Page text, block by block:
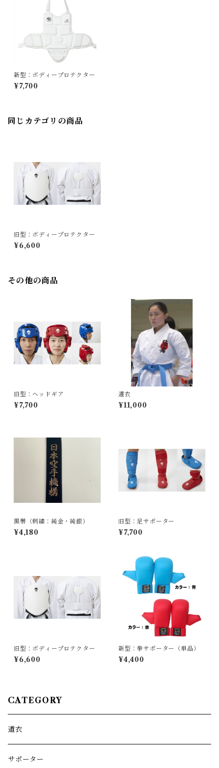
新型：ボディープロテクター
¥7,700
同じカテゴリの商品
旧型：ボディープロテクター
¥6,600
その他の商品
旧型：ヘッドギア
¥7,700
道衣
¥11,000
黒帯（刺繍：純金・純銀）
¥4,180
旧型：足サポーター
¥7,700
旧型：ボディープロテクター
¥6,600
新型：拳サポーター（単品）
¥4,400
CATEGORY
道衣
サポーター